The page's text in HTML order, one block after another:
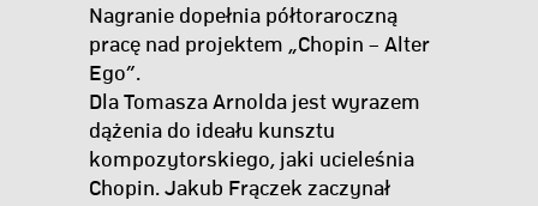
Nagranie dopełnia półtoraroczną
pracę nad projektem „Chopin – Alter
Ego”.
Dla Tomasza Arnolda jest wyrazem
dążenia do ideału kunsztu
kompozytorskiego, jaki ucieleśnia
Chopin. Jakub Frączek zaczynał